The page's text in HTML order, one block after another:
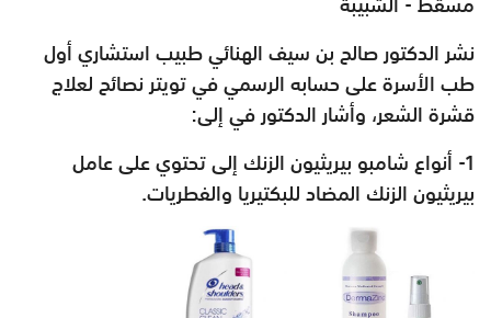
نشر الدكتور صالح بن سيف الهنائي طبيب استشاري أول
طب الأسرة على حسابه الرسمي في تويتر نصائح لعلاج
قشرة الشعر، وأشار الدكتور في إلى:
1- أنواع شامبو بيريثيون الزنك إلى
تحتوي على عامل
بيريثيون الزنك المضاد للبكتيريا والفطريات.